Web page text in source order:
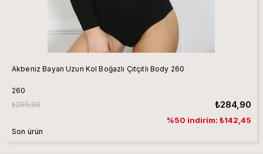
Akbeniz Bayan Uzun Kol Boğazlı Çıtçıtlı Body 260
260
₺284,90
₺299,90
%50 indirim: ₺142,45
Son ürün